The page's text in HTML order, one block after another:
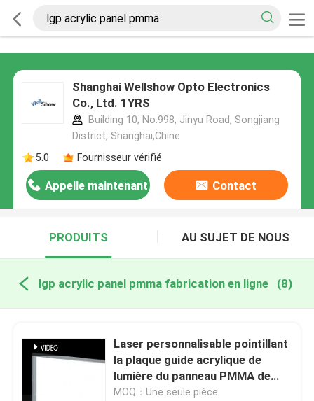
Shanghai Wellshow Opto Electronics
Co., Ltd. 1YRS
Building 10, No.998, Jinyu Road, Songjiang
District, Shanghai,Chine
5.0
Fournisseur vérifié
Appelle maintenant Contact
PRODUITS AU SUJET DE NOUS
lgp acrylic panel pmma fabrication en ligne (8)
Laser personnalisable pointillant
la plaque guide acrylique de
lumière du panneau PMMA de
LGP
MOQ：Une seule pièce